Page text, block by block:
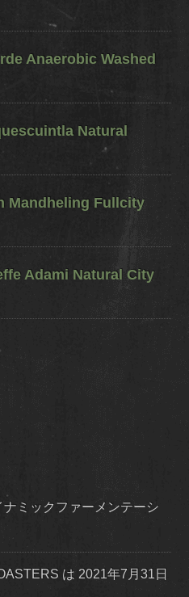
Anaerobic Washed
Natural
Mandheling Fullcity
Adami Natural City
ミックファーメンテーシ
は 2021年7月31日